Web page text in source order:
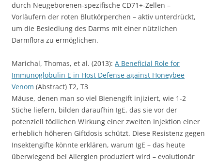
durch Neugeborenen-spezifische CD71+-Zellen –
Vorläufern der roten Blutkörperchen – aktiv unterdrückt,
um die Besiedlung des Darms mit einer nützlichen
Darmflora zu ermöglichen.
Marichal, Thomas, et al. (2013): A Beneficial Role for
Immunoglobulin E in Host Defense against Honeybee
Venom (Abstract) T2, T3
Mäuse, denen man so viel Bienengift injiziert, wie 1-2
Stiche liefern, bilden daraufhin IgE, das sie vor der
potenziell tödlichen Wirkung einer zweiten Injektion einer
erheblich höheren Giftdosis schützt. Diese Resistenz gegen
Insektengifte könnte erklären, warum IgE – das heute
überwiegend bei Allergien produziert wird – evolutionär